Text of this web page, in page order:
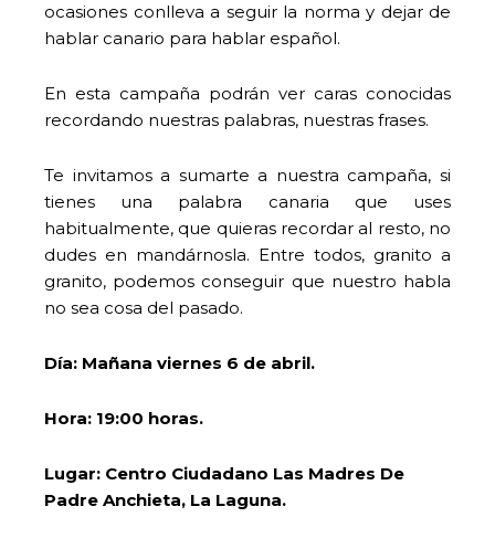
ocasiones conlleva a seguir la norma y dejar de
hablar canario para hablar español.
En esta campaña podrán ver caras conocidas
recordando nuestras palabras, nuestras frases.
Te invitamos a sumarte a nuestra campaña, si
tienes una palabra canaria que uses
habitualmente, que quieras recordar al resto, no
dudes en mandárnosla. Entre todos, granito a
granito, podemos conseguir que nuestro habla
no sea cosa del pasado.
Día: Mañana viernes 6 de abril.
Hora: 19:00 horas.
Lugar: Centro Ciudadano Las Madres De
Padre Anchieta, La Laguna.